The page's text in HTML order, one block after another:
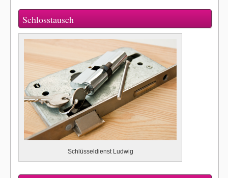
Schlosstausch
Schlüsseldienst Ludwig